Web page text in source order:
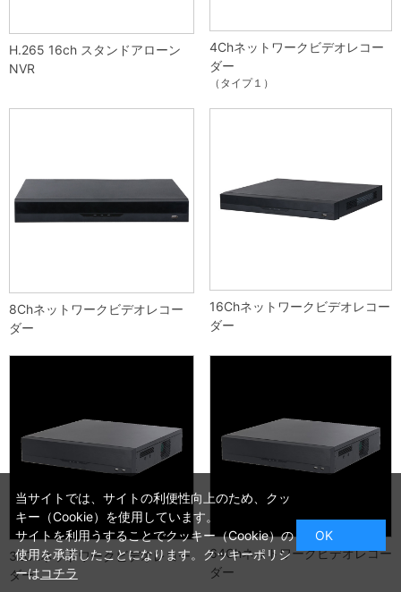
H.265 16ch スタンドアローン
NVR
4Chネットワークビデオレコー
ダー
（タイプ１）
8Chネットワークビデオレコー
ダー
16Chネットワークビデオレコー
ダー
32Chネットワークビデオレコー
ダー
64Chネットワークビデオレコー
ダー
当サイトでは、サイトの利便性向上のため、クッ
キー（Cookie）を使用しています。
サイトを利用うすることでクッキー（Cookie）の
使用を承諾したことになります。クッキーポリシ
ーはコチラ
OK